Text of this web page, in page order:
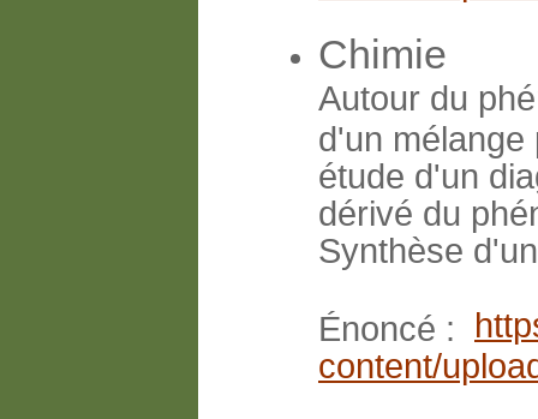
Chimie
Autour du
d'un mélange
étude d'un
dérivé du
Synthèse
Énoncé :
content/